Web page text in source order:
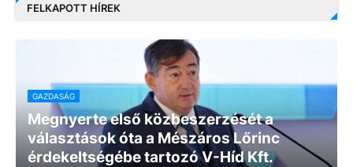
FELKAPOTT HÍREK
GAZDASÁG
Megnyerte első közbeszerzését a
választások óta a Mészáros Lőrinc
érdekeltségébe tartozó V-Híd Kft.